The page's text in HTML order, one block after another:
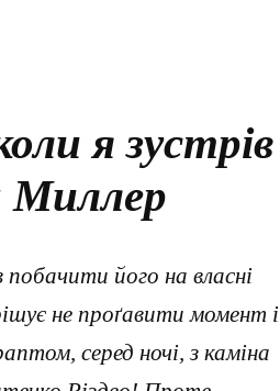
я зустрів
Миллер
його на власні
не проґавити момент і
серед ночі, з каміна